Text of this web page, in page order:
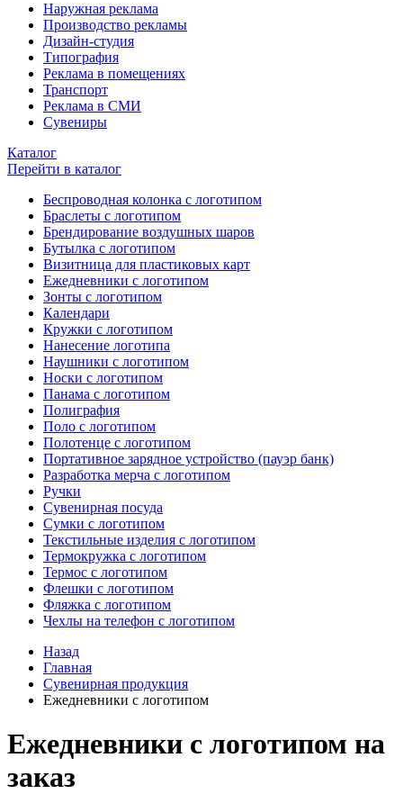
Наружная реклама
Производство рекламы
Дизайн-студия
Типография
Реклама в помещениях
Транспорт
Реклама в СМИ
Сувениры
Каталог
Перейти в каталог
Беспроводная колонка с логотипом
Браслеты с логотипом
Брендирование воздушных шаров
Бутылка с логотипом
Визитница для пластиковых карт
Ежедневники с логотипом
Зонты с логотипом
Календари
Кружки с логотипом
Нанесение логотипа
Наушники с логотипом
Носки с логотипом
Панама с логотипом
Полиграфия
Поло с логотипом
Полотенце с логотипом
Портативное зарядное устройство (пауэр банк)
Разработка мерча с логотипом
Ручки
Сувенирная посуда
Сумки с логотипом
Текстильные изделия с логотипом
Термокружка с логотипом
Термос с логотипом
Флешки с логотипом
Фляжка с логотипом
Чехлы на телефон с логотипом
Назад
Главная
Сувенирная продукция
Ежедневники с логотипом
Ежедневники с логотипом на
заказ